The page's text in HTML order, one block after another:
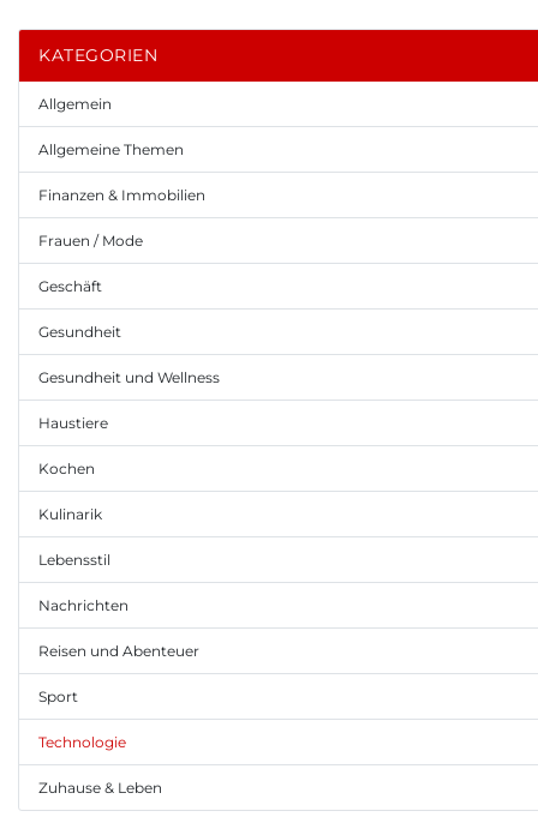
KATEGORIEN
Allgemein
Allgemeine Themen
Finanzen & Immobilien
Frauen / Mode
Geschäft
Gesundheit
Gesundheit und Wellness
Haustiere
Kochen
Kulinarik
Lebensstil
Nachrichten
Reisen und Abenteuer
Sport
Technologie
Zuhause & Leben